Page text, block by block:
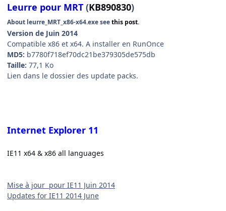
Leurre pour MRT (KB890830)
About leurre_MRT_x86-x64.exeseethis post.
Version de Juin 2014
Compatible x86 et x64. A installer en RunOnce
MD5: b7780f718ef70dc21be379305de575db
Taille: 77,1 Ko
Lien dans le dossier des update packs.
Internet Explorer 11
IE11 x64 & x86 all languages
Mise à jour pour IE11 Juin 2014
Updates for IE11 2014 June